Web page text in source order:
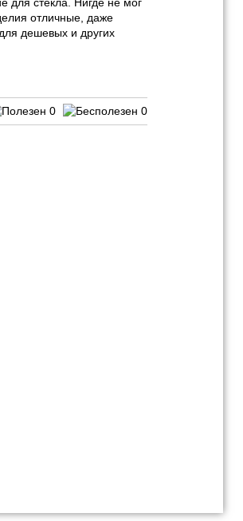
отличные, даже
дешевых и других
0 0